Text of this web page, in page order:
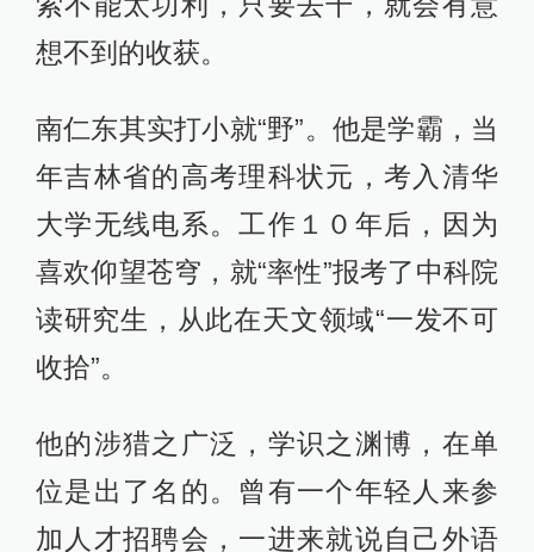
想不到的收获。
南仁东其实打小就“野”。他是学霸，当
年吉林省的高考理科状元，考入清华
大学无线电系。工作１０年后，因为
喜欢仰望苍穹，就“率性”报考了中科院
读研究生，从此在天文领域“一发不可
收拾”。
他的涉猎之广泛，学识之渊博，在单
位是出了名的。曾有一个年轻人来参
加人才招聘会，一进来就说自己外语